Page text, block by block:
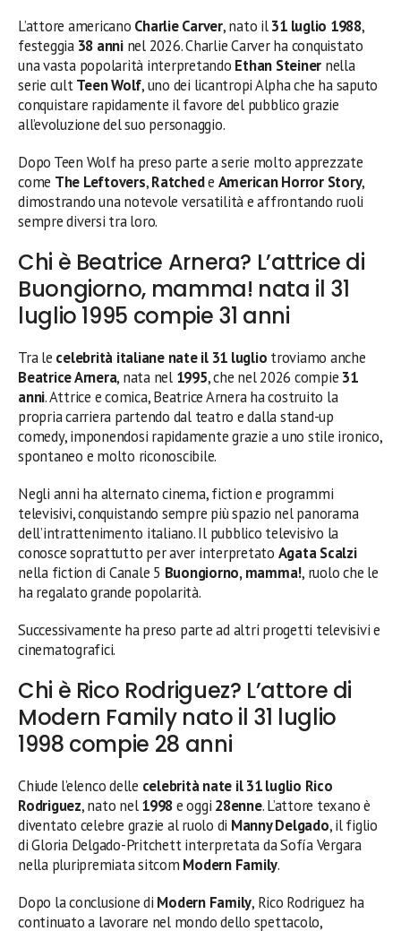
L’attore americano Charlie Carver, nato il31 luglio 1988,
festeggia 38 anninel 2026. Charlie Carver ha conquistato
una vasta popolarità interpretando Ethan Steiner nella
serie cultTeen Wolf, uno dei licantropi Alpha che ha saputo
conquistare rapidamente il favore del pubblico grazie
all’evoluzione del suo personaggio.
Dopo Teen Wolf ha preso parte a serie molto apprezzate
come The Leftovers,Ratchede American Horror Story,
dimostrando una notevole versatilità e affrontando ruoli
sempre diversi tra loro.
Chi è Beatrice Arnera? L’attrice di
Buongiorno, mamma! nata il 31
luglio 1995 compie 31 anni
Tra le celebrità italiane nate il 31 luglio troviamo anche
Beatrice Arnera, nata nel 1995, che nel 2026 compie 31
anni. Attrice e comica, Beatrice Arnera ha costruito la
propria carriera partendo dal teatro e dalla stand-up
comedy, imponendosi rapidamente grazie a uno stile ironico,
spontaneo e molto riconoscibile.
Negli anni ha alternato cinema, fiction e programmi
televisivi, conquistando sempre più spazio nel panorama
dell’intrattenimento italiano. Il pubblico televisivo la
conosce soprattutto per aver interpretato Agata Scalzi
nella fiction di Canale 5 Buongiorno, mamma!, ruolo che le
ha regalato grande popolarità.
Successivamente ha preso parte ad altri progetti televisivi e
cinematografici.
Chi è Rico Rodriguez? L’attore di
Modern Family nato il 31 luglio
1998 compie 28 anni
Chiude l’elenco delle celebrità nate il 31 luglio Rico
Rodriguez, nato nel1998e oggi 28enne. L’attore texano è
diventato celebre grazie al ruolo di Manny Delgado, il figlio
di Gloria Delgado-Pritchett interpretata da Sofía Vergara
nella pluripremiata sitcom Modern Family.
Dopo la conclusione di Modern Family, Rico Rodriguez ha
continuato a lavorare nel mondo dello spettacolo,